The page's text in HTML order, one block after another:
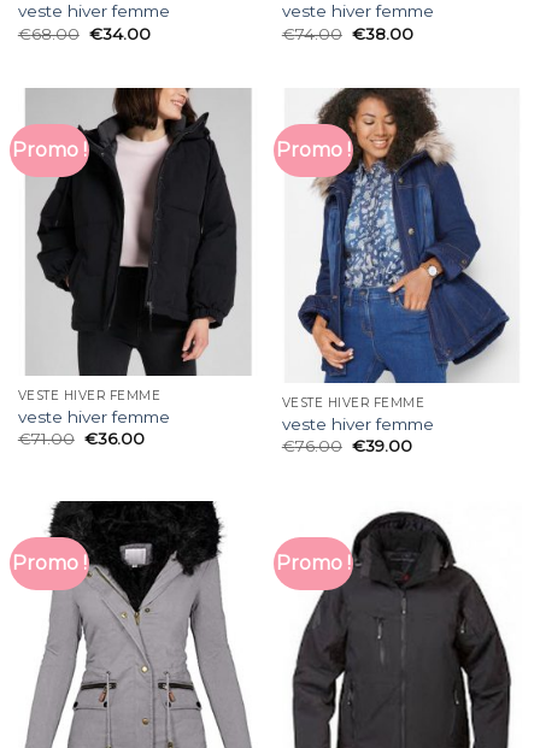
veste hiver femme
€68.00 €34.00
veste hiver femme
€74.00 €38.00
Promo !
VESTE HIVER FEMME
veste hiver femme
€71.00 €36.00
Promo !
VESTE HIVER FEMME
veste hiver femme
€76.00 €39.00
Promo ! Promo !